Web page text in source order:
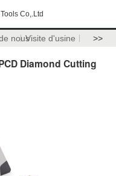
Co,.Ltd
nousVisite d'usine >>
Diamond Cutting